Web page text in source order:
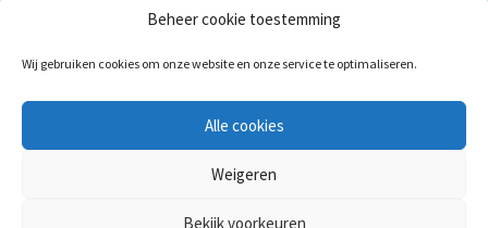
Beheer cookie toestemming
Wij gebruiken cookies om onze website en onze service te optimaliseren.
Alle cookies
Weigeren
Bekijk voorkeuren